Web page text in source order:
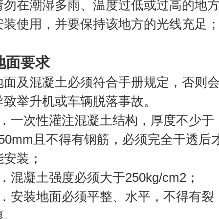
勿在潮湿多雨、温度过低或过高的地方
装使用，并要保持该地方的光线充足；
面要求
面及混凝土必须符合手册规定，否则会
致举升机或车辆脱落事故。
一次性灌注混凝土结构，厚度不少于
且不得有钢筋，必须完全干透后
安装；
混凝土强度必须大于250kg/cm2；
安装地面必须平整、水平，不得有裂